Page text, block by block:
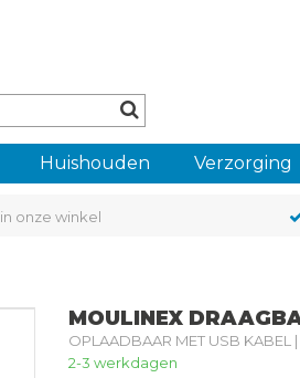
Huishouden Verzorging
in onze winkel
MOULINEX
OPLAADBAAR MET USB
2-3 werkdagen